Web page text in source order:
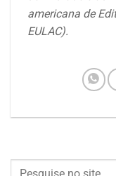
americana de
EULAC).